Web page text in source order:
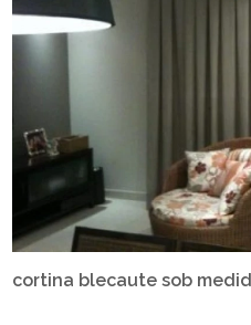
cortina blecaute sob